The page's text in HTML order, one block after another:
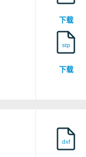
下载
stp
下载
dxf